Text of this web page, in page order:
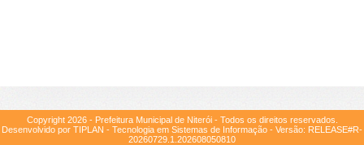
Copyright 2026- Prefeitura Municipal de Niterói - Todos os direitos reservados.
Desenvolvido por TIPLAN - Tecnologia em Sistemas de Informação - Versão: RELEASE#R-
20260729.1.202608050810